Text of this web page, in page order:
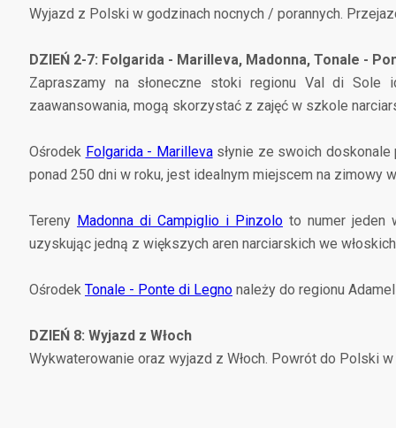
Wyjazd z Polski w godzinach nocnych / porannych.
DZIEŃ 2-7: Folgarida - Marilleva, Madonna, Tonale -
Zapraszamy na słoneczne stoki regionu Val di Sole
zaawansowania, mogą skorzystać z zajęć w szkole
Ośrodek Folgarida - Marillevasłynie ze swoich doskonale
ponad 250 dni w roku, jest idealnym miejscem na zimowy
Tereny Madonna di Campiglio i Pinzolo to numer jeden
uzyskując jedną z większych aren narciarskich we
Ośrodek Tonale - Ponte di Legno należy do regionu
DZIEŃ 8: Wyjazd z Włoch
Wykwaterowanie oraz wyjazd z Włoch. Powrót do Polski